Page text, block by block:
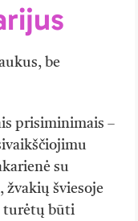
be
prisiminimais –
su
šviesoje
turėtų būti